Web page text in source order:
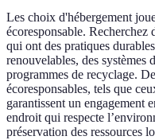
Les choix d'hébergement
écoresponsable. Recherchez
qui ont des pratiques
renouvelables, des systèmes
programmes de recyclage.
écoresponsables, tels que
garantissent un engagement
endroit qui respecte
préservation des ressources